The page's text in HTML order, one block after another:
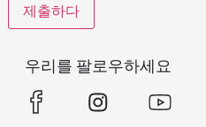
우리를 팔로우하세요